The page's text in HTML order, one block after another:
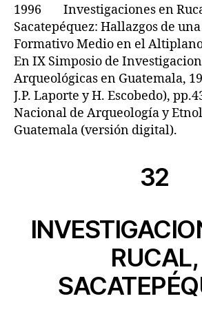
1996 Investigaciones en
Sacatepéquez: Hallazgos de
Formativo Medio en el
En IX Simposio de
Arqueológicas en Guatemala,
J.P. Laporte y H. Escobedo),
Nacional de Arqueología y
Guatemala (versión digital).
32
RUCAL,